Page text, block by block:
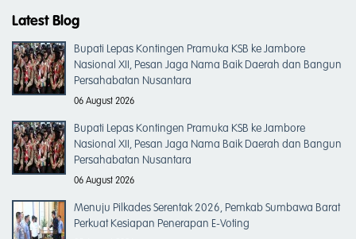
Latest Blog
Bupati Lepas Kontingen Pramuka KSB ke Jambore
Nasional XII, Pesan Jaga Nama Baik Daerah dan Bangun
Persahabatan Nusantara
06 August 2026
Bupati Lepas Kontingen Pramuka KSB ke Jambore
Nasional XII, Pesan Jaga Nama Baik Daerah dan Bangun
Persahabatan Nusantara
06 August 2026
Menuju Pilkades Serentak 2026, Pemkab Sumbawa Barat
Perkuat Kesiapan Penerapan E-Voting